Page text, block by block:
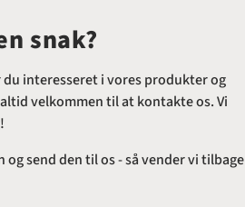
snak?
du interesseret i vores produkter og
velkommen til at kontakte os. Vi
send den til os - så vender vi tilbage